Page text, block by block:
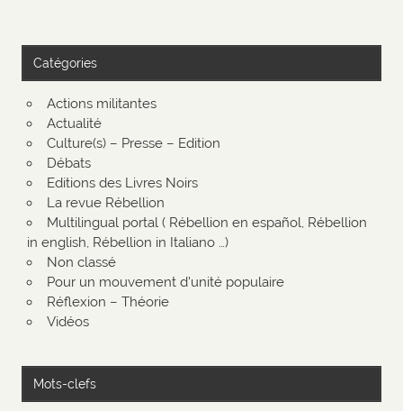
Catégories
Actions militantes
Actualité
Culture(s) – Presse – Edition
Débats
Editions des Livres Noirs
La revue Rébellion
Multilingual portal ( Rébellion en español, Rébellion
in english, Rébellion in Italiano …)
Non classé
Pour un mouvement d'unité populaire
Réflexion – Théorie
Vidéos
Mots-clefs